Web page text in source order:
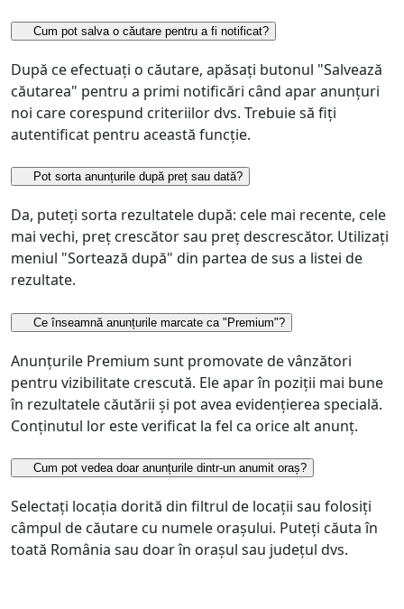
Cum pot salva o căutare pentru a fi notificat?
După ce efectuați o căutare, apăsați butonul "Salvează
căutarea" pentru a primi notificări când apar anunțuri
noi care corespund criteriilor dvs. Trebuie să fiți
autentificat pentru această funcție.
Pot sorta anunțurile după preț sau dată?
Da, puteți sorta rezultatele după: cele mai recente, cele
mai vechi, preț crescător sau preț descrescător. Utilizați
meniul "Sortează după" din partea de sus a listei de
rezultate.
Ce înseamnă anunțurile marcate ca "Premium"?
Anunțurile Premium sunt promovate de vânzători
pentru vizibilitate crescută. Ele apar în poziții mai bune
în rezultatele căutării și pot avea evidențierea specială.
Conținutul lor este verificat la fel ca orice alt anunț.
Cum pot vedea doar anunțurile dintr-un anumit oraș?
Selectați locația dorită din filtrul de locații sau folosiți
câmpul de căutare cu numele orașului. Puteți căuta în
toată România sau doar în orașul sau județul dvs.